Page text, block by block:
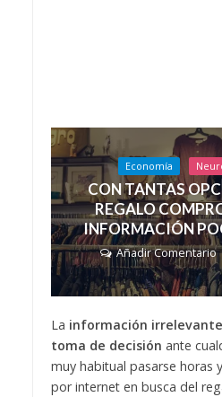
Economía
CON TANTAS
REGALO
INFORMACIÓN
Añadir Comentario
La información irrelevante
toma de decisión ante
muy habitual pasarse horas
por internet en busca del